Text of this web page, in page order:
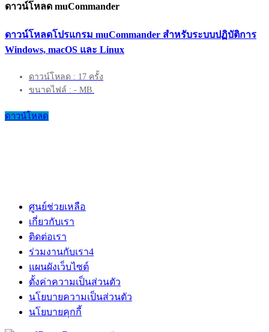
ดาวน์โหลด muCommander
ดาวน์โหลดโปรแกรม muCommander สำหรับระบบปฏิบัติการ
Windows, macOS และ Linux
ดาวน์โหลด : 17 ครั้ง
ขนาดไฟล์ : - MB.
ดาวน์โหลด
ศูนย์ช่วยเหลือ
เกี่ยวกับเรา
ติดต่อเรา
ร่วมงานกับเรา4
แผนผังเว็บไซต์
ตั้งค่าความเป็นส่วนตัว
นโยบายความเป็นส่วนตัว
นโยบายคุกกี้